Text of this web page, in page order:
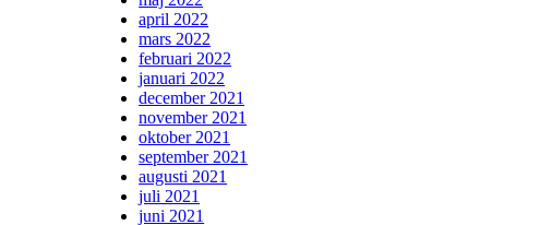
april 2022
mars 2022
februari 2022
januari 2022
december 2021
november 2021
oktober 2021
september 2021
augusti 2021
juli 2021
juni 2021